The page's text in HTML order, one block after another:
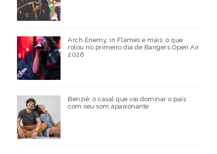
Arch Enemy, In Flames e mais: o que
rolou no primeiro dia de Bangers Open Air
2026
Benziê: o casal que vai dominar o país
com seu som apaixonante